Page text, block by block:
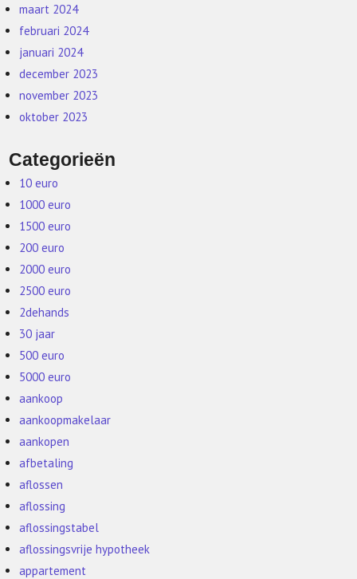
maart 2024
februari 2024
januari 2024
december 2023
november 2023
oktober 2023
Categorieën
10 euro
1000 euro
1500 euro
200 euro
2000 euro
2500 euro
2dehands
30 jaar
500 euro
5000 euro
aankoop
aankoopmakelaar
aankopen
afbetaling
aflossen
aflossing
aflossingstabel
aflossingsvrije hypotheek
appartement